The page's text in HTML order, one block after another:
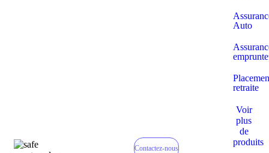
Contactez-nous
Auto
retraite
Voir
plus
de
produits